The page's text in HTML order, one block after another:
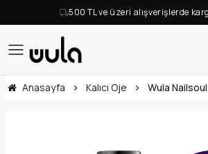
500 TL ve üzeri alışverişlerde
Anasayfa Kalıcı Oje Wula